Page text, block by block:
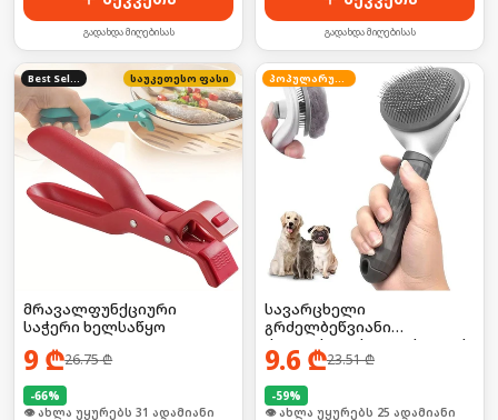
გადახდა მიღებისას გადახდა მიღებისას
Best Seller საუკეთესო ფასი
მრავალფუნქციური
საჭერი ხელსაწყო
9 ₾26.75₾
-66%
🛒 ბოლო 24სთ-ში იყიდა 41-მა
პოპულარული
სავარცხელი
გრძელბეწვიანი
ძაღლისთვის/კატისათვის
9.6 ₾23.51₾
-59%
🛒 ბოლო 24სთ-ში იყიდა 39-მა